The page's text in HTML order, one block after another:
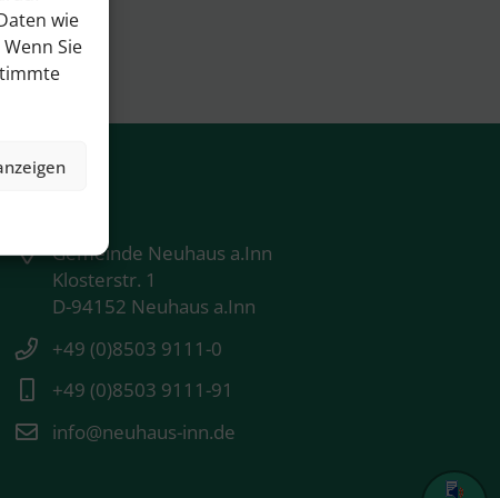
wie
Sie
Gemeinde Neuhaus a.Inn
Klosterstr. 1
D-94152 Neuhaus a.Inn
+49 (0)8503 9111-0
+49 (0)8503 9111-91
info@neuhaus-inn.de